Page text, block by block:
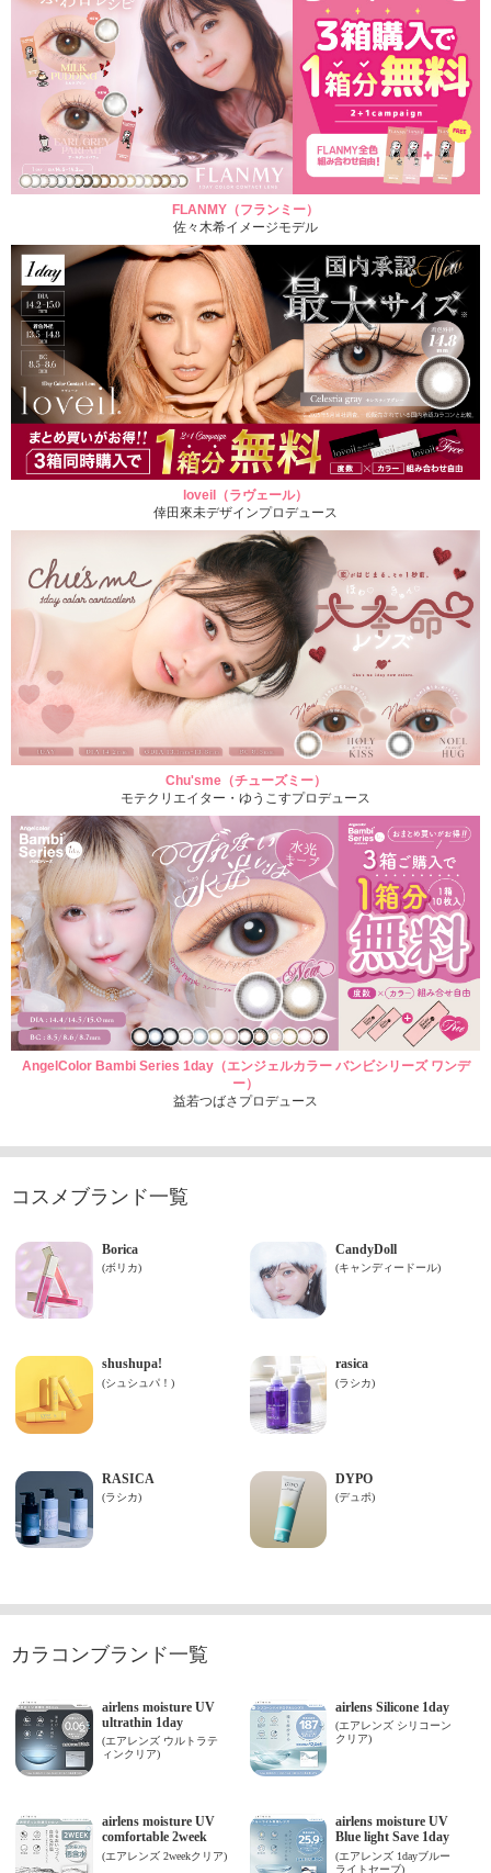
FLANMY（フランミー）
佐々木希イメージモデル
loveil（ラヴェール）
倖田來未デザインプロデュース
Chu'sme（チューズミー）
モテクリエイター・ゆうこすプロデュース
AngelColor Bambi Series 1day（エンジェルカラー バンビシリーズ ワンデ
ー）
益若つばさプロデュース
コスメブランド一覧
カラコンブランド一覧